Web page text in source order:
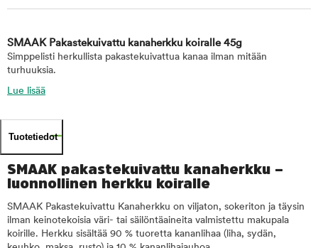
SMAAK Pakastekuivattu kanaherkku koiralle 45g
Simppelisti herkullista pakastekuivattua kanaa ilman mitään
turhuuksia.
Lue lisää
Tuotetiedot
SMAAK pakastekuivattu kanaherkku –
luonnollinen herkku koiralle
SMAAK Pakastekuivattu Kanaherkku on viljaton, sokeriton ja täysin
ilman keinotekoisia väri- tai säilöntäaineita valmistettu makupala
koirille. Herkku sisältää 90 % tuoretta kananlihaa (liha, sydän,